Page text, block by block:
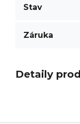
Stav
Záruka
Detaily